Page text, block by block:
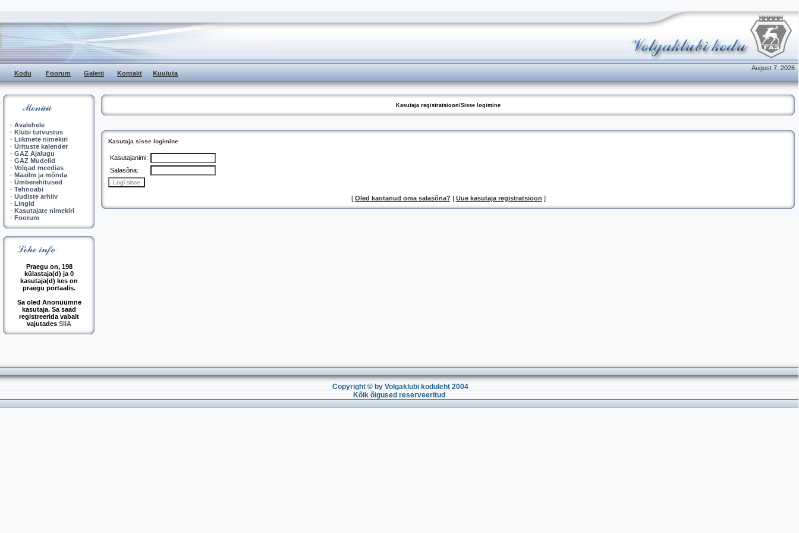
Kodu Foorum Galerii Kontakt Kuuluta
August 7, 2026
· Avalehele
· Klubi tutvustus
· Liikmete nimekiri
· Ürituste kalender
· GAZ Ajalugu
· GAZ Mudelid
· Volgad meedias
· Maailm ja mõnda
· Ümberehitused
· Tehnoabi
· Uudiste arhiiv
· Lingid
· Kasutajate nimekiri
· Foorum
Praegu on, 198
külastaja(d) ja 0
kasutaja(d) kes on
praegu portaalis.
Sa oled Anonüümne
kasutaja. Sa saad
registreerida vabalt
vajutades SIIA
Kasutaja registratsioon/Sisse logimine
Kasutaja sisse logimine
Kasutajanimi:
Salasõna:
[ Oled kaotanud oma salasõna? | Uue kasutaja registratsioon ]
Copyright © by Volgaklubi koduleht 2004
Kõik õigused reserveeritud